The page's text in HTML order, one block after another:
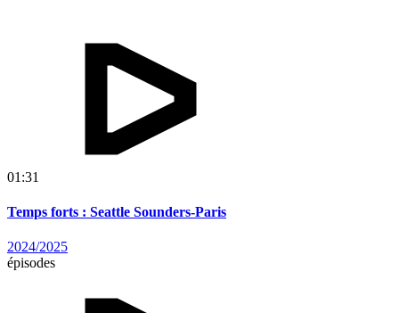
01:31
Temps forts : Seattle Sounders-Paris
2024/2025
épisodes